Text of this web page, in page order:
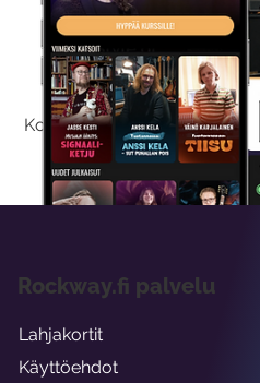
Kokeile
Kokeilemalla ilmaiseksi saat
viikon
Rockway.fi palvelu
Lahjakortit
Käyttöehdot